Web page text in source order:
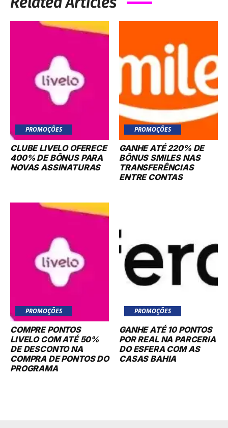
PROMOÇÕES
CLUBE LIVELO OFERECE
400% DE BÔNUS PARA
NOVAS ASSINATURAS
PROMOÇÕES
GANHE ATÉ 220% DE
BÔNUS SMILES NAS
TRANSFERÊNCIAS
ENTRE CONTAS
PROMOÇÕES
COMPRE PONTOS
LIVELO COM ATÉ 50%
DE DESCONTO NA
COMPRA DE PONTOS DO
PROGRAMA
PROMOÇÕES
GANHE ATÉ 10 PONTOS
POR REAL NA PARCERIA
DO ESFERA COM AS
CASAS BAHIA